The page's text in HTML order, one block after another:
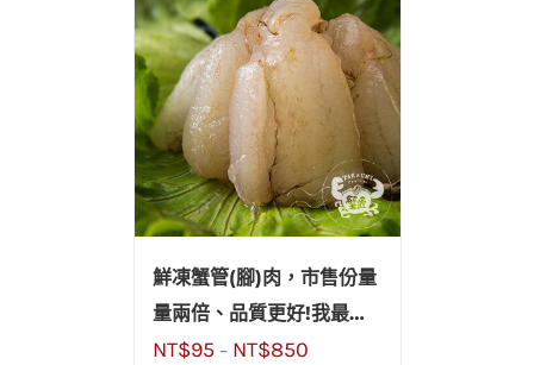
鮮凍蟹管(腳)肉，市售份量
量兩倍、品質更好!我最優
惠!220g±10 %/盒
NT$95– NT$850